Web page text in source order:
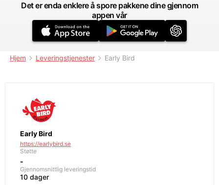
Det er enda enklere å spore pakkene dine gjennom
appen vår
Hjem Leveringstjenester Early Bird
Early Bird
https://earlybird.se
Støtte
-
Gjennomsnittlig leveringstid
10 dager